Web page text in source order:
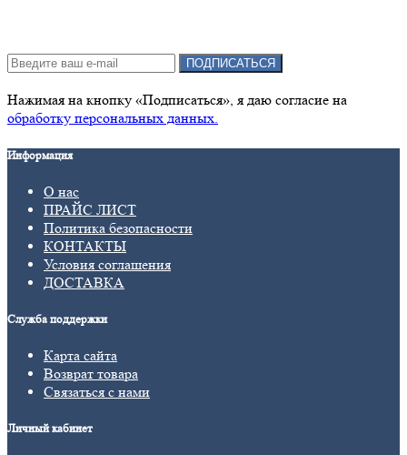
ПОДПИСАТЬСЯ
Нажимая на кнопку «Подписаться», я даю cогласие на
обработку персональных данных.
Информация
О нас
ПРАЙС ЛИСТ
Политика безопасности
КОНТАКТЫ
Условия соглашения
ДОСТАВКА
Служба поддержки
Карта сайта
Возврат товара
Связаться с нами
Личный кабинет